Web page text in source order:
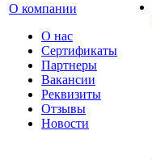
О компании
О нас
Сертификаты
Партнеры
Вакансии
Реквизиты
Отзывы
Новости